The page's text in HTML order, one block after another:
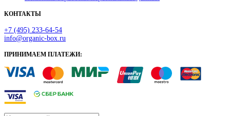
КОНТАКТЫ
+7 (495) 233-64-54
info@organic-box.ru
ПРИНИМАЕМ ПЛАТЕЖИ: